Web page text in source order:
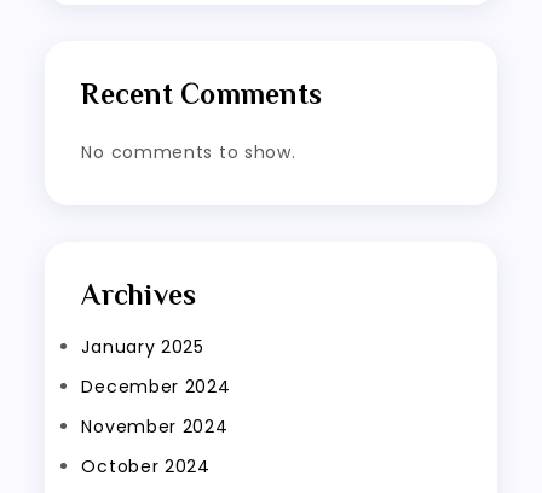
Recent Comments
No comments to show.
Archives
January 2025
December 2024
November 2024
October 2024